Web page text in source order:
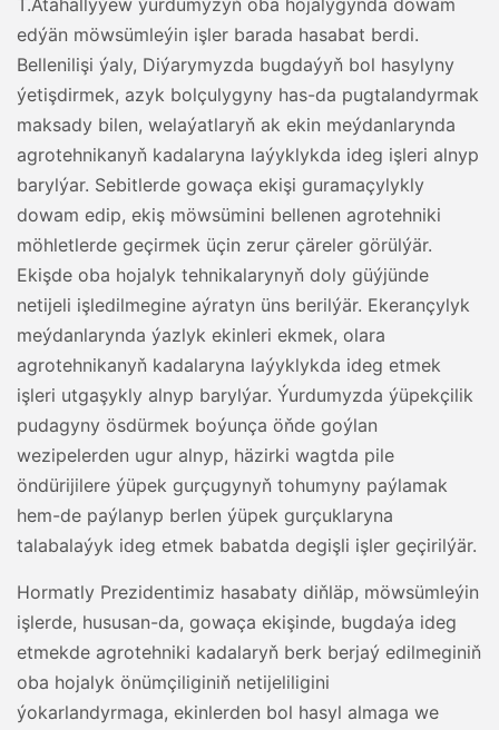
T.Atahallyýew ýurdumyzyň oba hojalygynda dowam
edýän möwsümleýin işler barada hasabat berdi.
Bellenilişi ýaly, Diýarymyzda bugdaýyň bol hasylyny
ýetişdirmek, azyk bolçulygyny has-da pugtalandyrmak
maksady bilen, welaýatlaryň ak ekin meýdanlarynda
agrotehnikanyň kadalaryna laýyklykda ideg işleri alnyp
barylýar. Sebitlerde gowaça ekişi guramaçylykly
dowam edip, ekiş möwsümini bellenen agrotehniki
möhletlerde geçirmek üçin zerur çäreler görülýär.
Ekişde oba hojalyk tehnikalarynyň doly güýjünde
netijeli işledilmegine aýratyn üns berilýär. Ekerançylyk
meýdanlarynda ýazlyk ekinleri ekmek, olara
agrotehnikanyň kadalaryna laýyklykda ideg etmek
işleri utgaşykly alnyp barylýar. Ýurdumyzda ýüpekçilik
pudagyny ösdürmek boýunça öňde goýlan
wezipelerden ugur alnyp, häzirki wagtda pile
öndürijilere ýüpek gurçugynyň tohumyny paýlamak
hem-de paýlanyp berlen ýüpek gurçuklaryna
talabalaýyk ideg etmek babatda degişli işler geçirilýär.
Hormatly Prezidentimiz hasabaty diňläp, möwsümleýin
işlerde, hususan-da, gowaça ekişinde, bugdaýa ideg
etmekde agrotehniki kadalaryň berk berjaý edilmeginiň
oba hojalyk önümçiliginiň netijeliligini
ýokarlandyrmaga, ekinlerden bol hasyl almaga we